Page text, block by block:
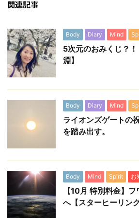
関連記事
Body Diary Mind
5次元のおみくじ？
淵】
Body Diary Mind
ライオンズゲートの
を踏み出す。
Body Mind Spirit お
【10月 特別料金】
へ【スターヒーリン